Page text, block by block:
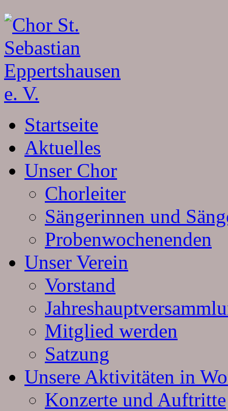
Startseite
Aktuelles
Unser Chor
Chorleiter
Sängerinnen und
Probenwochenenden
Unser Verein
Vorstand
Mitglied werden
Satzung
Unsere Aktivitäten in
Konzerte und Auftritte